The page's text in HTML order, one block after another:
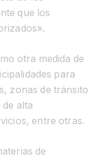
que los
otra medida de
para
zonas de tránsito
alta
entre otras.
de